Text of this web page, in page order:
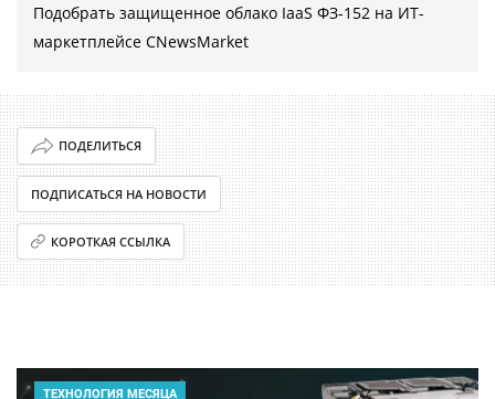
Подобрать защищенное облако IaaS ФЗ-152 на ИТ-
маркетплейсе CNewsMarket
ПОДЕЛИТЬСЯ
ПОДПИСАТЬСЯ НА НОВОСТИ
КОРОТКАЯ ССЫЛКА
ТЕХНОЛОГИЯ МЕСЯЦА